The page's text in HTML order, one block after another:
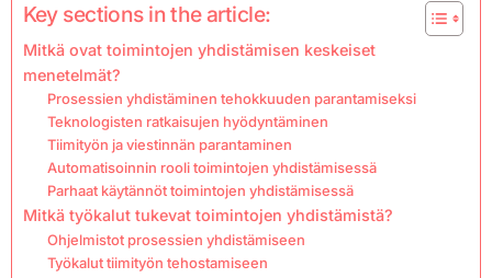
Key sections in the article:
Mitkä ovat toimintojen yhdistämisen keskeiset
menetelmät?
Prosessien yhdistäminen tehokkuuden parantamiseksi
Teknologisten ratkaisujen hyödyntäminen
Tiimityön ja viestinnän parantaminen
Automatisoinnin rooli toimintojen yhdistämisessä
Parhaat käytännöt toimintojen yhdistämisessä
Mitkä työkalut tukevat toimintojen yhdistämistä?
Ohjelmistot prosessien yhdistämiseen
Työkalut tiimityön tehostamiseen